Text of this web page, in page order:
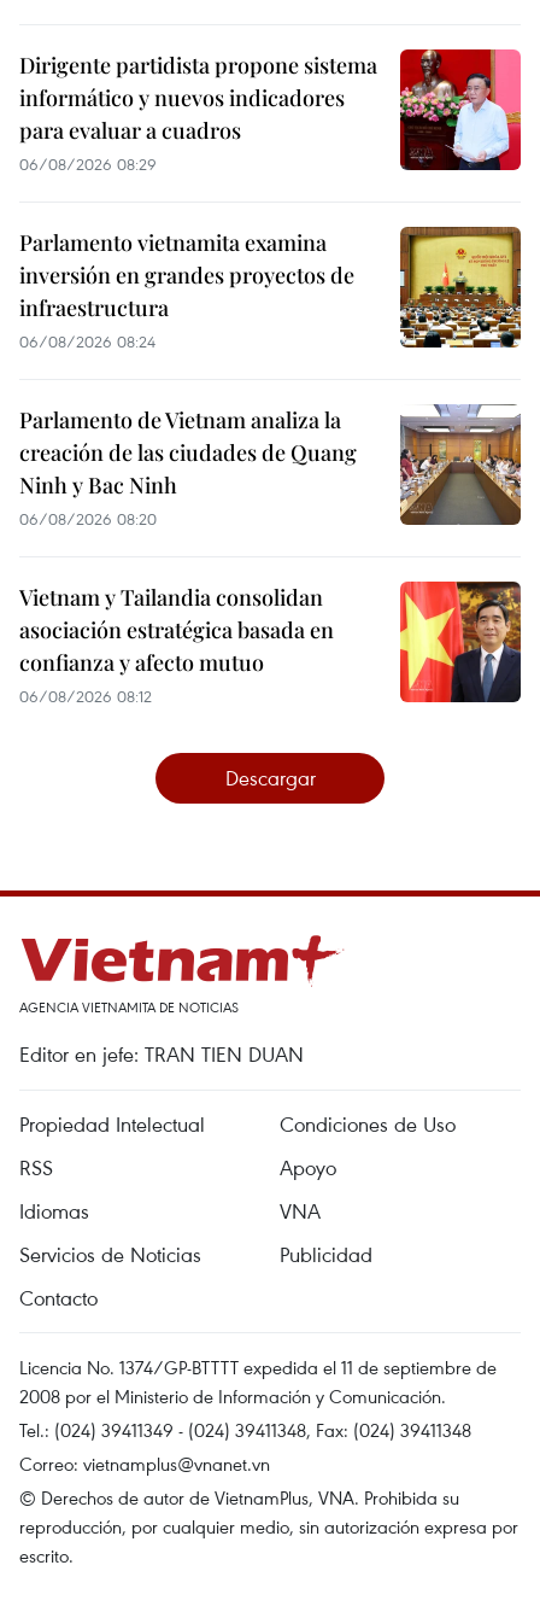
Dirigente partidista propone sistema
informático y nuevos indicadores
para evaluar a cuadros
06/08/2026 08:29
Parlamento vietnamita examina
inversión en grandes proyectos de
infraestructura
06/08/2026 08:24
Parlamento de Vietnam analiza la
creación de las ciudades de Quang
Ninh y Bac Ninh
06/08/2026 08:20
Vietnam y Tailandia consolidan
asociación estratégica basada en
confianza y afecto mutuo
06/08/2026 08:12
Descargar
AGENCIA VIETNAMITA DE NOTICIAS
Editor en jefe: TRAN TIEN DUAN
Propiedad Intelectual
Condiciones de Uso
RSS
Apoyo
Idiomas
VNA
Servicios de Noticias
Publicidad
Contacto
Licencia No. 1374/GP-BTTTT expedida el 11 de septiembre de
2008 por el Ministerio de Información y Comunicación.
Tel.: (024) 39411349 - (024) 39411348, Fax: (024) 39411348
Correo: vietnamplus@vnanet.vn
© Derechos de autor de VietnamPlus, VNA. Prohibida su
reproducción, por cualquier medio, sin autorización expresa por
escrito.